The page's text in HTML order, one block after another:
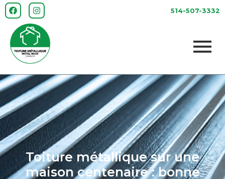
514-507-3332
Toiture métallique sur une
maison centenaire : bonne